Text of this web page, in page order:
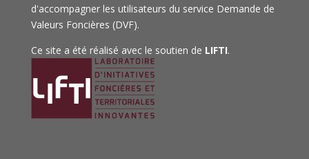
d'accompagner les utilisateurs du service Demande de
Valeurs Foncières (DVF).
Ce site a été réalisé avec le soutien de LIFTI.